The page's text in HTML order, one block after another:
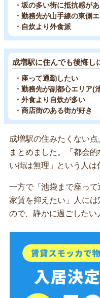
・坂の多い街に抵抗感が
・勤務先が山手線の東側
・自炊より外食派
成増駅に住んでも後悔し
・座って通勤したい
・勤務先が副都心エリア(
・外食より自炊が多い
・商店街のある街が好き
成増駅の住みたくない
まとめました。「都会
い街は無理」という人は
一方で「池袋まで座っ
家賃を抑えたい」人に
ので、静かに過ごしたい